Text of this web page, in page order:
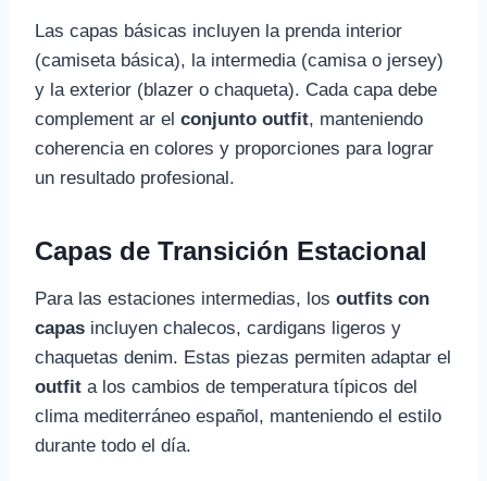
Las capas básicas incluyen la prenda interior
(camiseta básica), la intermedia (camisa o jersey)
y la exterior (blazer o chaqueta). Cada capa debe
complement ar el conjunto outfit, manteniendo
coherencia en colores y proporciones para lograr
un resultado profesional.
Capas de Transición Estacional
Para las estaciones intermedias, los outfits con
capas incluyen chalecos, cardigans ligeros y
chaquetas denim. Estas piezas permiten adaptar el
outfit a los cambios de temperatura típicos del
clima mediterráneo español, manteniendo el estilo
durante todo el día.